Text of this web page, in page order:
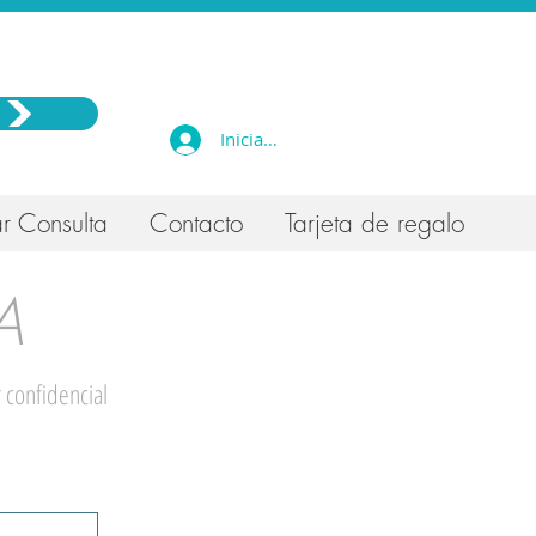
Iniciar sesión
Consulta Contacto Tarjeta de regalo